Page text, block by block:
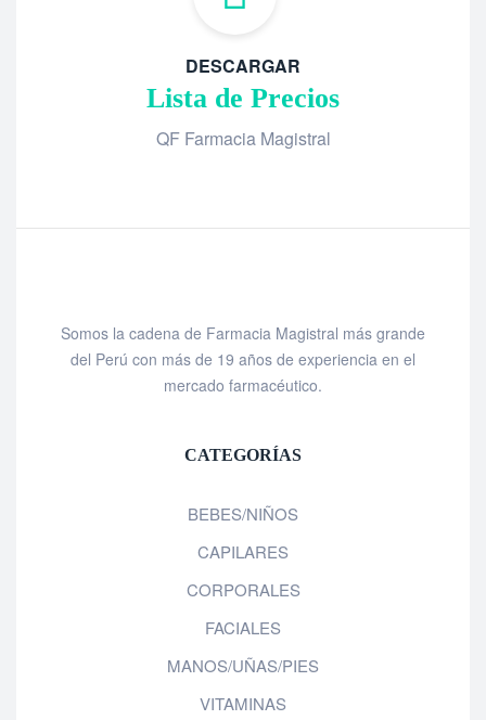
DESCARGAR
Lista de Precios
QF Farmacia Magistral
Somos la cadena de Farmacia Magistral más grande
del Perú con más de 19 años de experiencia en el
mercado farmacéutico.
CATEGORÍAS
BEBES/NIÑOS
CAPILARES
CORPORALES
FACIALES
MANOS/UÑAS/PIES
VITAMINAS